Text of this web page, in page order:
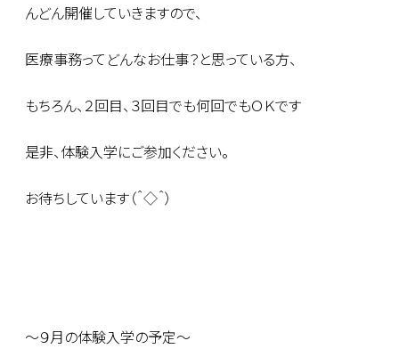
んどん開催していきますので、
医療事務ってどんなお仕事？と思っている方、
もちろん、２回目、３回目でも何回でもＯＫです
是非、体験入学にご参加ください。
お待ちしています（＾◇＾）
～９月の体験入学の予定～